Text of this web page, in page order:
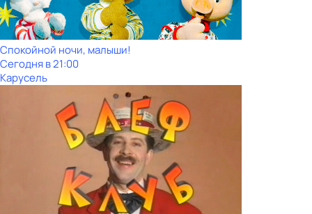
Спокойной ночи, малыши!
Сегодня в 21:00
Карусель